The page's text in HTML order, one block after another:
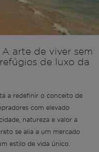
arte de viver sem
de luxo da
a redefinir o conceito de
com elevado
natureza e valor a
se alia a um mercado
estilo de vida único.